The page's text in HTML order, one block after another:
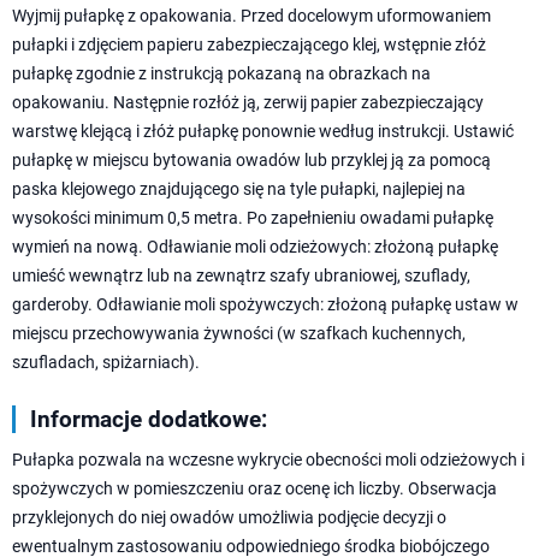
Wyjmij pułapkę z opakowania. Przed docelowym uformowaniem
pułapki i zdjęciem papieru zabezpieczającego klej, wstępnie złóż
pułapkę zgodnie z instrukcją pokazaną na obrazkach na
opakowaniu. Następnie rozłóż ją, zerwij papier zabezpieczający
warstwę klejącą i złóż pułapkę ponownie według instrukcji. Ustawić
pułapkę w miejscu bytowania owadów lub przyklej ją za pomocą
paska klejowego znajdującego się na tyle pułapki, najlepiej na
wysokości minimum 0,5 metra. Po zapełnieniu owadami pułapkę
wymień na nową. Odławianie moli odzieżowych: złożoną pułapkę
umieść wewnątrz lub na zewnątrz szafy ubraniowej, szuflady,
garderoby. Odławianie moli spożywczych: złożoną pułapkę ustaw w
miejscu przechowywania żywności (w szafkach kuchennych,
szufladach, spiżarniach).
Informacje dodatkowe:
Pułapka pozwala na wczesne wykrycie obecności moli odzieżowych i
spożywczych w pomieszczeniu oraz ocenę ich liczby. Obserwacja
przyklejonych do niej owadów umożliwia podjęcie decyzji o
ewentualnym zastosowaniu odpowiedniego środka biobójczego